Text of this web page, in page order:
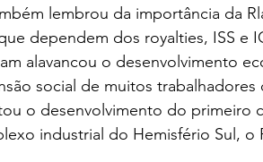
lembrou da importância da
dependem dos royalties, ISS e
alavancou o desenvolvimento
social de muitos trabalhadores
o desenvolvimento do primeiro
industrial do Hemisfério Sul, o